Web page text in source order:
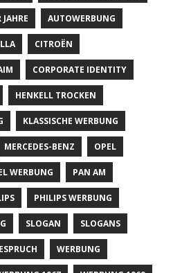
AUTOWERBUNG
CITROËN
CORPORATE IDENTITY
HENKELL TROCKEN
KLASSISCHE WERBUNG
MERCEDES-BENZ OPEL
WERBUNG PAN AM
PHILIPS WERBUNG
SLOGAN SLOGANS
WERBUNG